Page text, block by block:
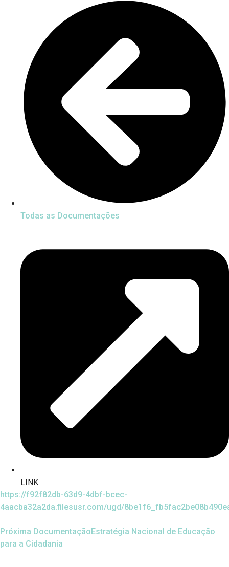
Todas as Documentações
LINK
https://f92f82db-63d9-4dbf-bcec-
4aacba32a2da.filesusr.com/ugd/
Próxima Documentação Estratégia Nacional de Educação
para a Cidadania